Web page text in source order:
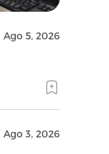
Ago 5, 2026
Ago 3, 2026